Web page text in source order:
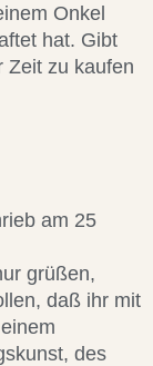
Onkel
hat. Gibt
Zeit zu kaufen
am 25
grüßen,
daß ihr mit
des